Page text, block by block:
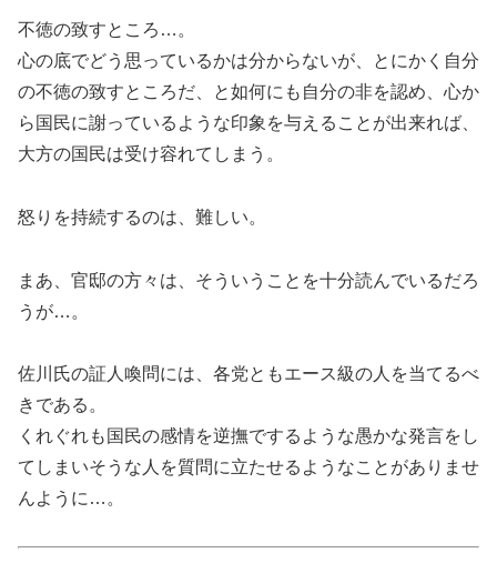
不徳の致すところ…。
心の底でどう思っているかは分からないが、とにかく自分
の不徳の致すところだ、と如何にも自分の非を認め、心か
ら国民に謝っているような印象を与えることが出来れば、
大方の国民は受け容れてしまう。
怒りを持続するのは、難しい。
まあ、官邸の方々は、そういうことを十分読んでいるだろ
うが…。
佐川氏の証人喚問には、各党ともエース級の人を当てるべ
きである。
くれぐれも国民の感情を逆撫でするような愚かな発言をし
てしまいそうな人を質問に立たせるようなことがありませ
んように…。